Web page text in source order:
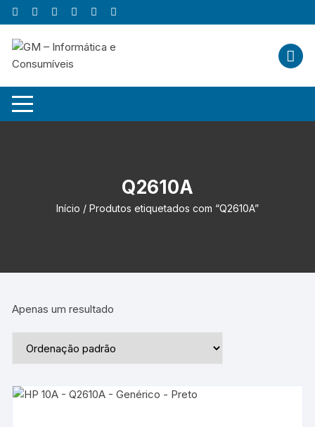
Skip
to
content
Q2610A
Início / Produtos etiquetados com “Q2610A”
Apenas um resultado